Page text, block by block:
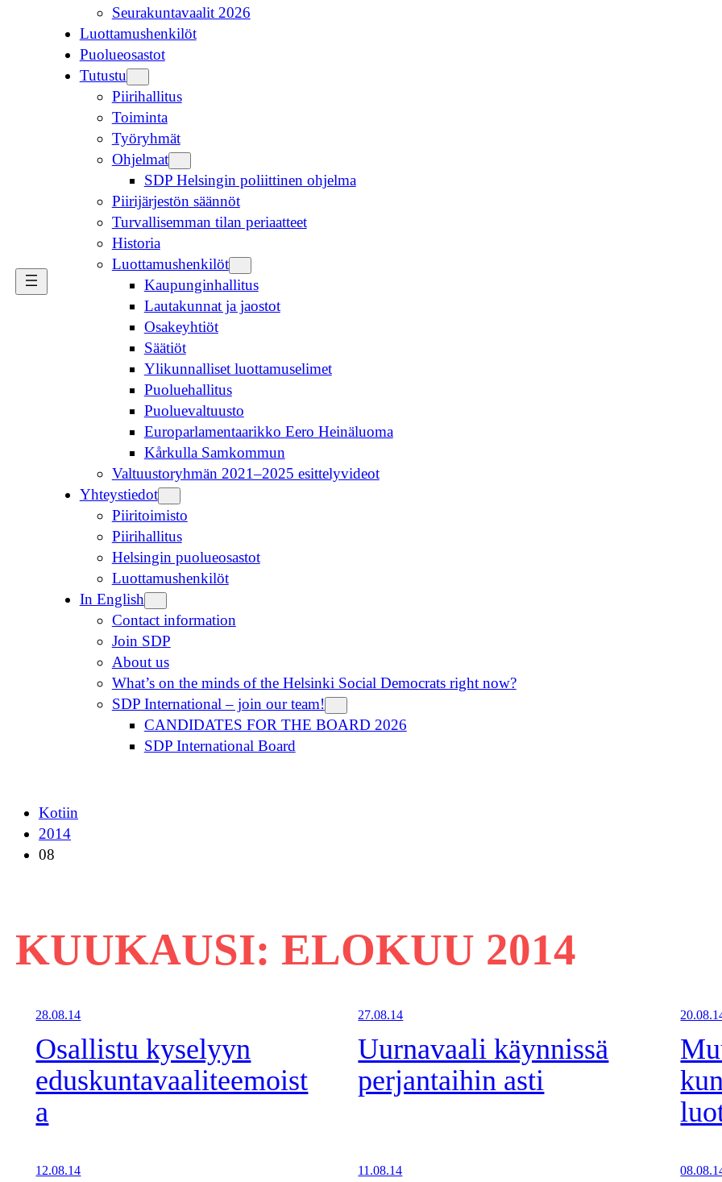
Seurakuntavaalit 2026
Luottamushenkilöt
Puolueosastot
Tutustu
Piirihallitus
Toiminta
Työryhmät
Ohjelmat
SDP Helsingin poliittinen ohjelma
Piirijärjestön säännöt
Turvallisemman tilan periaatteet
Historia
Luottamushenkilöt
Kaupunginhallitus
Lautakunnat ja jaostot
Osakeyhtiöt
Säätiöt
Ylikunnalliset luottamuselimet
Puoluehallitus
Puoluevaltuusto
Europarlamentaarikko Eero Heinäluoma
Kårkulla Samkommun
Valtuustoryhmän 2021–2025 esittelyvideot
Yhteystiedot
Piiritoimisto
Piirihallitus
Helsingin puolueosastot
Luottamushenkilöt
In English
Contact information
Join SDP
About us
What’s on the minds of the Helsinki Social Democrats right now?
SDP International – join our team!
CANDIDATES FOR THE BOARD 2026
SDP International Board
Kotiin
2014
08
KUUKAUSI: ELOKUU 2014
28.08.14
Osallistu kyselyyn
eduskuntavaaliteemoist
a
27.08.14
Uurnavaali käynnissä
perjantaihin asti
12.08.14 11.08.14